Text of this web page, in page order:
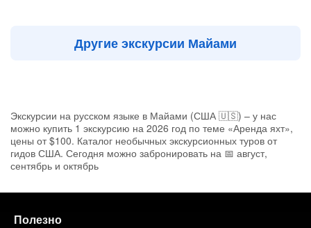
Другие экскурсии Майами
Экскурсии на русском языке в Майами (США 🇺🇸) – у нас
можно купить 1 экскурсию на 2026 год по теме «Аренда яхт»,
цены от $100. Каталог необычных экскурсионных туров от
гидов США. Сегодня можно забронировать на 📅 август,
сентябрь и октябрь
Полезно